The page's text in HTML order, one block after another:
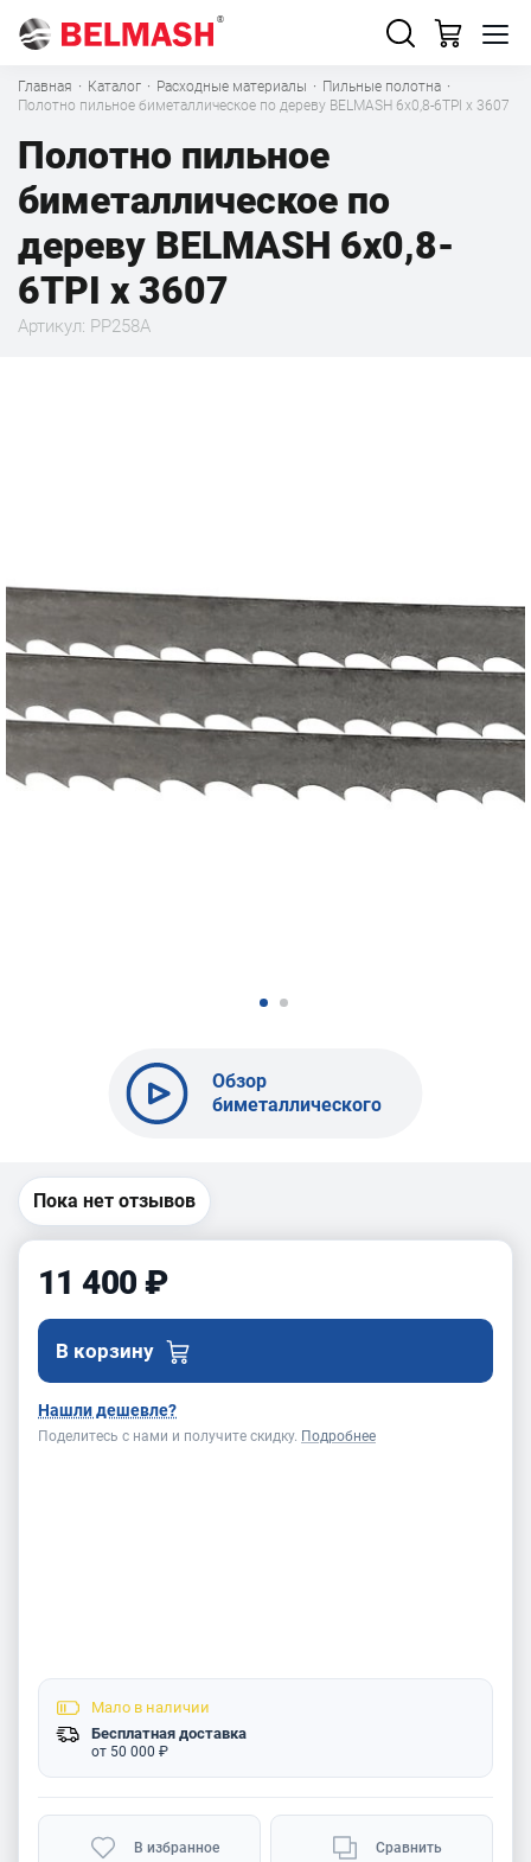
Главная · Каталог · Расходные материалы · Пильные полотна ·
Полотно пильное биметаллическое по дереву BELMASH 6x0,8-6TPI x 3607
Полотно пильное
биметаллическое по
дереву BELMASH 6x0,8-
6TPI x 3607
Артикул: PP258A
Обзор
биметаллического
Пока нет отзывов
11 400 ₽
В корзину
Нашли дешевле?
Поделитесь с нами и получите скидку. Подробнее
Мало в наличии
Бесплатная доставка
от 50 000 ₽
В избранное Сравнить